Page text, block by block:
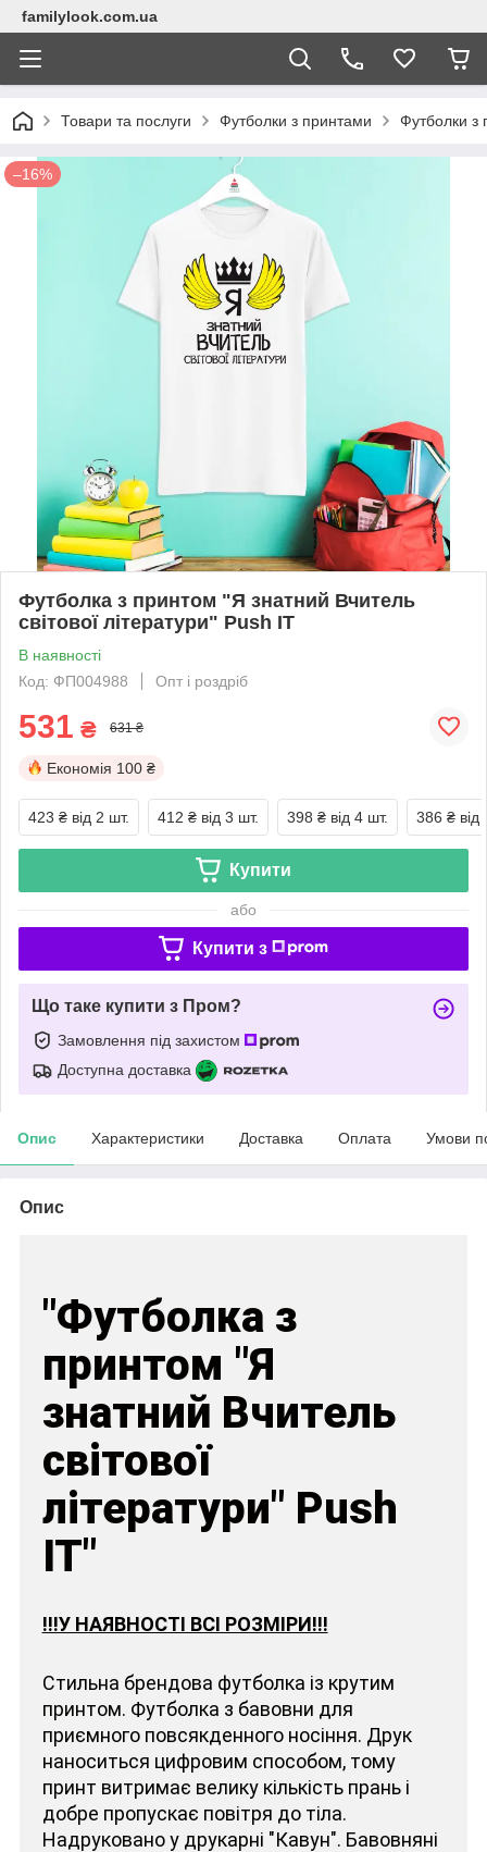
familylook.com.ua
Товари та послуги Футболки з принтами Футболки з
–16%
Футболка з принтом "Я знатний Вчитель
світової літератури" Push IT
В наявності
Код: ФП004988
Опт і роздріб
531 ₴ 631 ₴
Економія 100 ₴
423 ₴ від 2 шт. 412 ₴ від 3 шт. 398 ₴ від 4 шт. 386 ₴ від
Купити
або
Купити з
Що таке купити з Пром?
Замовлення під захистом
Доступна доставка
Опис Характеристики Доставка Оплата Умови
Опис
"Футболка з
принтом "Я
знатний Вчитель
світової
літератури" Push
IT"
!!!У НАЯВНОСТІ ВСІ РОЗМІРИ!!!
Стильна брендова футболка із крутим
принтом. Футболка з бавовни для
приємного повсякденного носіння. Друк
наноситься цифровим способом, тому
принт витримає велику кількість прань і
добре пропускає повітря до тіла.
Надруковано у друкарні "Кавун". Бавовняні